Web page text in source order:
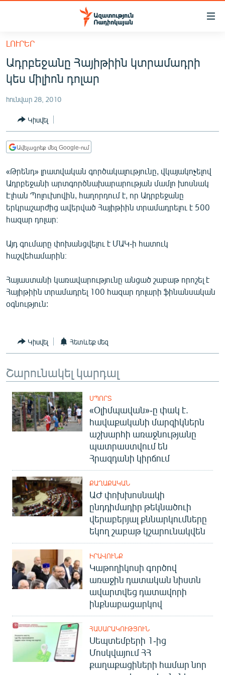
Մատչելիության
հիմնական
բովանդակությանը
Անցնել
հիմնական
մենյուին
ՀԱՅԱՍՏԱՆ
ՔԱՂԱՔԱԿԱՆ
ԸՆՏՐՈՒԹՅՈՒՆՆԵՐ 2026
ԻՐԱՎՈՒՆՔ
ՀԱՍԱՐԱԿՈՒԹՅՈՒՆ
ՂԱՐԱԲԱՂ
ՊԱՏԵՐԱԶՄԻ 6 ՇԱԲԱԹՆԵՐԸ
ՏԱՐԱԾԱՇՐՋԱՆ
ՄՇԱԿՈՒՅԹ
ՄԵԿՆԱԲԱՆՈՒԹՅՈՒՆ
ՏՏ ԵՒ ԻՆՏԵՐՆԵՏ
ԱՐԽԻՎ
ԲԱՆԱՎԵՃ
ՁԳՏԵԼՈՎ ԼԱՎԱԳՈՒՅՆԻՆ
ՓՈԴՔԱՍԹ
Русский
ՀԵՏԵՎԵՔ ՄԵԶ
«Ազատության» բոլոր կայքերը
ԼՈՒՐԵՐ
Ադրբեջանը Հայիթիին կտրամադրի
կես միլիոն դոլար
հունվար 28, 2010
Կիսվել
Ավելացրեք մեզ Google-ում
«Թրենդ» լրատվական գործակալությունը, վկայակոչելով
Ադրբեջանի արտգործնախարարության մամլո խոսնակ
Էլհան Պոլուխովին, հաղորդում է, որ Ադրբեջանը
երկրաշարժից ավերված Հայիթիին տրամադրելու է 500
հազար դոլար։
Այդ գումարը փոխանցվելու է ՄԱԿ-ի հատուկ
հաշվեհամարին։
Հայաստանի կառավարությունը անցած շաբաթ որոշել է
Հայիթիին տրամադրել 100 հազար դոլարի ֆինանսական
օգնություն:
Կիսվել Հետևեք մեզ
Շարունակել կարդալ
ՍՊՈՐՏ
«Օլիմպավան»-ը փակ է.
հավաքականի մարզիկներն
աշխարհի առաջնությանը
պատրաստվում են
Հրազդանի կիրճում
ՔԱՂԱՔԱԿԱՆ
ԱԺ փոխխոսնակի
ընդդիմադիր թեկնածուի
վերաբերյալ քննարկումները
եկող շաբաթ կշարունակվեն
ԻՐԱՎՈՒՆՔ
Կաթողիկոսի գործով
առաջին դատական նիստն
ավարտվեց դատավորի
ինքնաբացարկով
ՀԱՍԱՐԱԿՈՒԹՅՈՒՆ
Սեպտեմբերի 1-ից
Մոսկվայում ՀՀ
քաղաքացիների համար նոր